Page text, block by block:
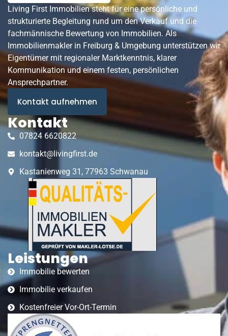
Living First Immobilien steht für eine persönliche und
strukturierte Begleitung rund um den Verkauf und die
fachmännische Bewertung von Immobilien. Als
Immobilienmakler in Freiburg & Umgebung unterstützen wir
Eigentümer mit regionaler Marktkenntnis, klarer
Kommunikation und einem festen, persönlichen
Ansprechpartner.
Kontakt aufnehmen
Kontakt
07824 6620822
kontakt@livingfirst.de
Kastanienweg 31, 77963 Schwanau
Leistungen
Immobilie bewerten
Immobilie verkaufen
Kostenfreier Vor-Ort-Termin